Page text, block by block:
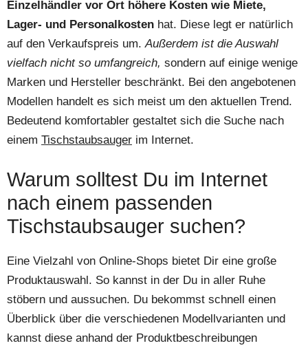
Einzelhändler vor Ort höhere Kosten wie Miete,
Lager- und Personalkosten hat. Diese legt er natürlich
auf den Verkaufspreis um.Außerdem ist die Auswahl
vielfach nicht so umfangreich, sondern auf einige wenige
Marken und Hersteller beschränkt. Bei den angebotenen
Modellen handelt es sich meist um den aktuellen Trend.
Bedeutend komfortabler gestaltet sich die Suche nach
einem Tischstaubsauger im Internet.
Warum solltest Du im Internet
nach einem passenden
Tischstaubsauger suchen?
Eine Vielzahl von Online-Shops bietet Dir eine große
Produktauswahl. So kannst in der Du in aller Ruhe
stöbern und aussuchen. Du bekommst schnell einen
Überblick über die verschiedenen Modellvarianten und
kannst diese anhand der Produktbeschreibungen